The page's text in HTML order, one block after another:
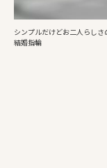
シンプルだけどお二人らしさ
結婚指輪